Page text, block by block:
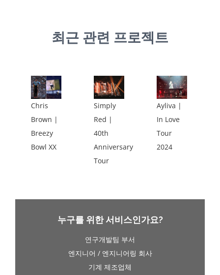
최근 관련 프로젝트
Chris
Brown |
Breezy
Bowl XX
Simply
Red |
40th
Anniversary
Tour
Ayliva |
In Love
Tour
2024
누구를 위한 서비스인가요?
연구개발팀 부서
엔지니어 / 엔지니어링 회사
기계 제조업체